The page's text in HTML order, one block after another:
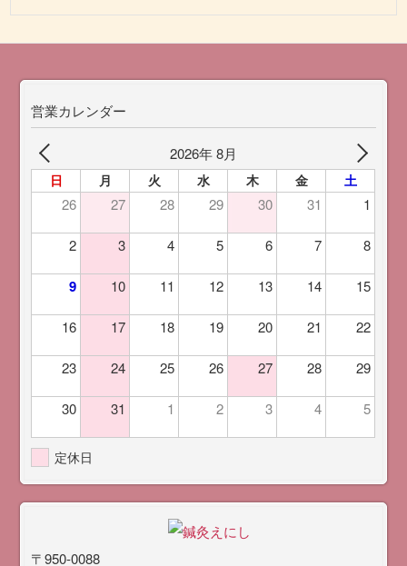
営業カレンダー
2026年 8月
日 月 火 水 木 金 土
26 27 28 29 30 31 1
2 3 4 5 6 7 8
9 10 11 12 13 14 15
16 17 18 19 20 21 22
23 24 25 26 27 28 29
30 31 1 2 3 4 5
定休日
〒950-0088